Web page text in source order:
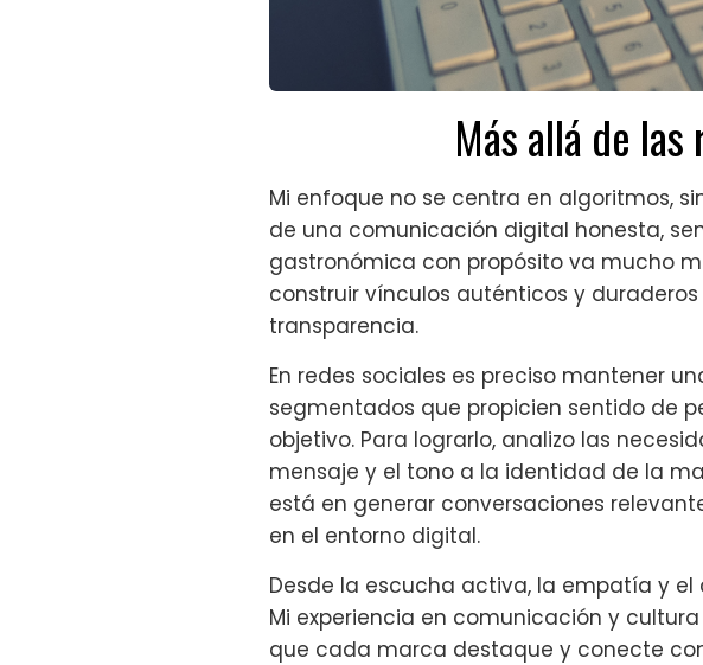
Más allá de
Mi enfoque no se centra en algoritmos,
de una comunicación digital honesta,
gastronómica con propósito va mucho
construir vínculos auténticos y
transparencia.
En redes sociales es preciso mantener
segmentados que propicien sentido de
objetivo. Para lograrlo, analizo las
mensaje y el tono a la identidad de la
está en generar conversaciones
en el entorno digital.
Desde la escucha activa, la empatía y
Mi experiencia en comunicación y
que cada marca destaque y conecte